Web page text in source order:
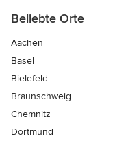
Beliebte Orte
Aachen
Basel
Bielefeld
Braunschweig
Chemnitz
Dortmund